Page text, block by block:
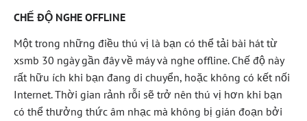
CHẾ ĐỘ NGHE OFFLINE
Một trong những điều thú vị là bạn có thể tải bài hát từ
xsmb 30 ngày gần đây về máy và nghe offline. Chế độ này
rất hữu ích khi bạn đang di chuyển, hoặc không có kết nối
Internet. Thời gian rảnh rỗi sẽ trở nên thú vị hơn khi bạn
có thể thưởng thức âm nhạc mà không bị gián đoạn bởi